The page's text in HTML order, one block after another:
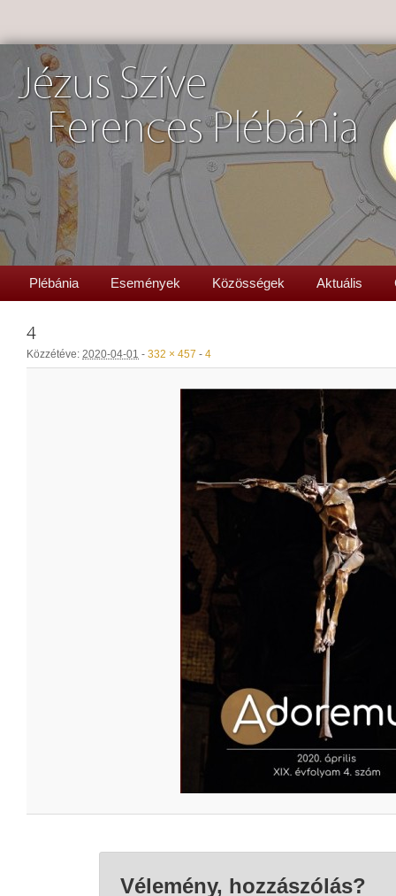
Jézus Szíve
Ferences Plébánia
Plébánia Események Közösségek Aktuális
4
Közzétéve: 2020-04-01 - 332 × 457 - 4
Vélemény, hozzászólás?